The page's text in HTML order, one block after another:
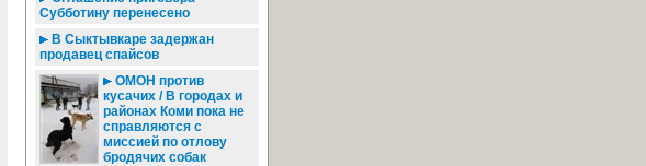
Субботину перенесено
В Сыктывкаре задержан
продавец спайсов
ОМОН против
кусачих / В городах и
районах Коми пока не
справляются с
миссией по отлову
бродячих собак